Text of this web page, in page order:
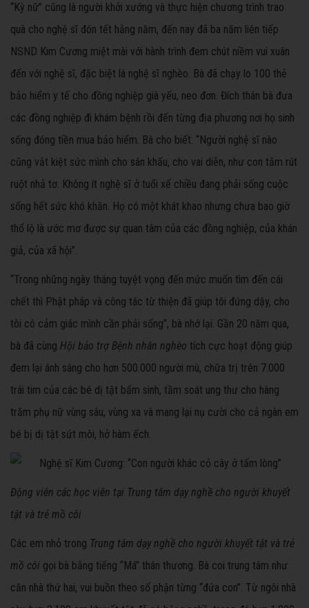
“Kỳ nữ” cũng là người khởi xướng và thực hiện chương trình trao
quà cho nghệ sĩ đón tết hằng năm, đến nay đã ba năm liên tiếp
NSND Kim Cương miệt mài với hành trình đem chút niềm vui xuân
đến với nghệ sĩ, đặc biệt là nghệ sĩ nghèo. Bà đã chạy lo 100 thẻ
bảo hiểm y tế cho đồng nghiệp già yếu, neo đơn. Đích thân bà đưa
các đồng nghiệp đi khám bệnh rồi đến từng địa phương nơi họ sinh
sống đóng tiền mua bảo hiểm. Bà cho biết: “Người nghệ sĩ nào
cũng vắt kiệt sức mình cho sân khấu, cho vai diễn, như con tằm rút
ruột nhả tơ. Không ít nghệ sĩ ở tuổi xế chiều đang phải sống cuộc
sống hết sức khó khăn. Họ có một khát khao nhưng chưa bao giờ
thổ lộ là ước mơ được sự quan tâm của các đồng nghiệp, của khán
giả, của xã hội”.
“Trong những ngày tháng tuyệt vọng đến mức muốn tìm đến cái
chết thì Phật pháp và công tác từ thiện đã giúp tôi đứng dậy, cho
tôi có cảm giác mình cần phải sống”, bà nhớ lại. Gần 20 năm qua,
bà đã cùng Hội bảo trợ Bệnh nhân nghèo tích cực hoạt động giúp
đem lại ánh sáng cho hơn 500.000 người mù, chữa trị trên 7.000
trái tim của các bé dị tật bẩm sinh, tầm soát ung thư cho hàng
trăm phụ nữ vùng sâu, vùng xa và mang lại nụ cười cho cả ngàn em
bé bị dị tật sứt môi, hở hàm ếch.
Động viên các học viên tại Trung tâm dạy nghề cho người khuyết
tật và trẻ mồ côi
Các em nhỏ trong Trung tâm dạy nghề cho người khuyết tật và trẻ
mồ côi gọi bà bằng tiếng “Má” thân thương. Bà coi trung tâm như
căn nhà thứ hai, vui buồn theo số phận từng “đứa con”. Từ ngôi nhà